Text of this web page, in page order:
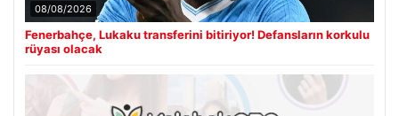
08/08/2026
Fenerbahçe, Lukaku transferini bitiriyor! Defansların korkulu
rüyası olacak